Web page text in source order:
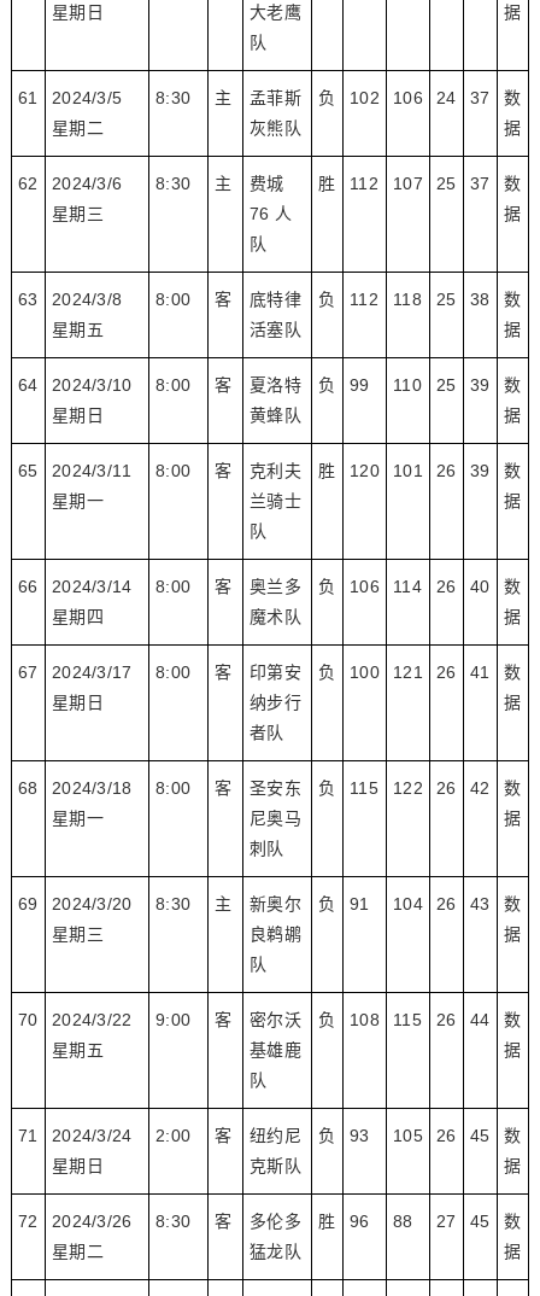
星期日
大老鹰
队
据
61
2024/3/5
星期二
8:30 主
孟菲斯
灰熊队
负 102 106 24 37
数
据
62
2024/3/6
星期三
8:30 主
费城
76 人
队
胜 112 107 25 37
数
据
63
2024/3/8
星期五
8:00 客
底特律
活塞队
负 112 118 25 38
数
据
64
2024/3/10
星期日
8:00 客
夏洛特
黄蜂队
负 99 110 25 39
数
据
65
2024/3/11
星期一
8:00 客
克利夫
兰骑士
队
胜 120 101 26 39
数
据
66
2024/3/14
星期四
8:00 客
奥兰多
魔术队
负 106 114 26 40
数
据
67
2024/3/17
星期日
8:00 客
印第安
纳步行
者队
负 100 121 26 41
数
据
68
2024/3/18
星期一
8:00 客
圣安东
尼奥马
刺队
负 115 122 26 42
数
据
69
2024/3/20
星期三
8:30 主
新奥尔
良鹈鹕
队
负 91 104 26 43
数
据
70
2024/3/22
星期五
9:00 客
密尔沃
基雄鹿
队
负 108 115 26 44
数
据
71
2024/3/24
星期日
2:00 客
纽约尼
克斯队
负 93 105 26 45
数
据
72
2024/3/26
星期二
8:30 客
多伦多
猛龙队
胜 96 88 27 45
数
据